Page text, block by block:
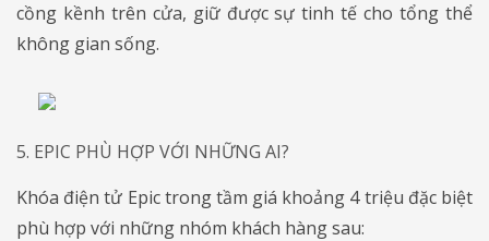
cồng kềnh trên cửa, giữ được sự tinh tế cho tổng thể
không gian sống.
5. EPIC PHÙ HỢP VỚI NHỮNG AI?
Khóa điện tử Epic trong tầm giá khoảng 4 triệu đặc biệt
phù hợp với những nhóm khách hàng sau: